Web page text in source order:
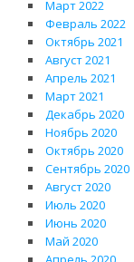
Март 2022
Февраль 2022
Октябрь 2021
Август 2021
Апрель 2021
Март 2021
Декабрь 2020
Ноябрь 2020
Октябрь 2020
Сентябрь 2020
Август 2020
Июль 2020
Июнь 2020
Май 2020